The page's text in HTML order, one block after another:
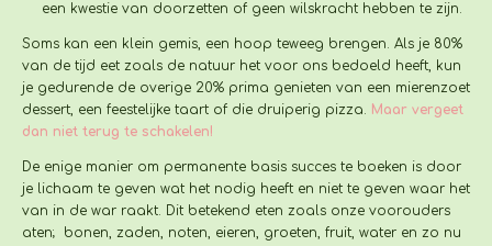
een kwestie van doorzetten of geen wilskracht hebben te zijn.
Soms kan een klein gemis, een hoop teweeg brengen. Als je 80%
van de tijd eet zoals de natuur het voor ons bedoeld heeft, kun
je gedurende de overige 20% prima genieten van een mierenzoet
dessert, een feestelijke taart of die druiperig pizza. Maar vergeet
dan niet terug te schakelen!
De enige manier om permanente basis succes te boeken is door
je lichaam te geven wat het nodig heeft en niet te geven waar het
van in de war raakt. Dit betekend eten zoals onze voorouders
aten; bonen, zaden, noten, eieren, groeten, fruit, water en zo nu